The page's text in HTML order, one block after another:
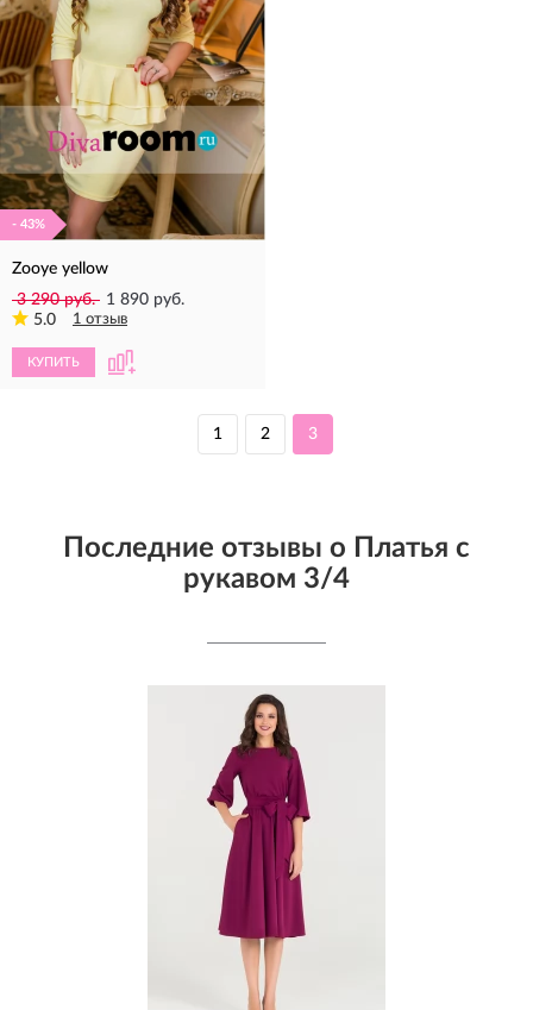
- 43%
Zooye yellow
3 290 руб. 1 890 руб.
5.0
1 отзыв
КУПИТЬ
1 2 3
Последние отзывы о Платья с
рукавом 3/4